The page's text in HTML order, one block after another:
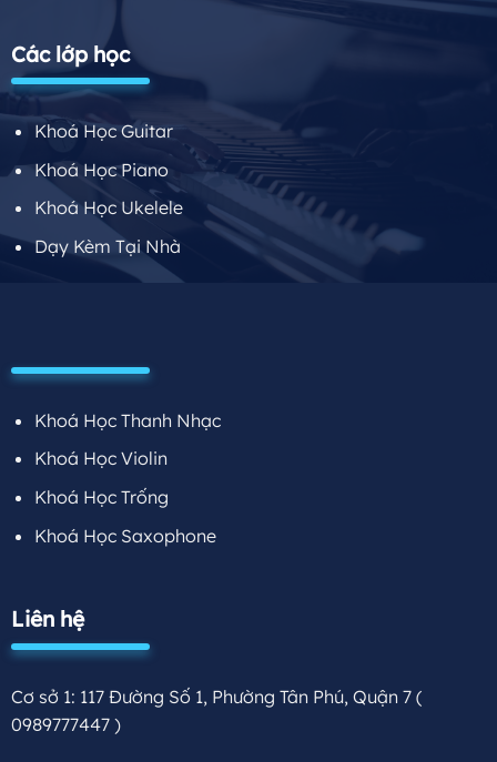
Các lớp học
Khoá Học Guitar
Khoá Học Piano
Khoá Học Ukelele
Dạy Kèm Tại Nhà
Khoá Học Thanh Nhạc
Khoá Học Violin
Khoá Học Trống
Khoá Học Saxophone
Liên hệ
Cơ sở 1: 117 Đường Số 1, Phường Tân Phú, Quận 7 (
0989777447 )